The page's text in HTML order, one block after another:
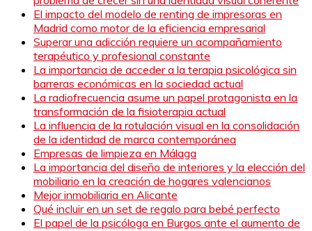
El impacto del modelo de renting de impresoras en
Madrid como motor de la eficiencia empresarial
Superar una adicción requiere un acompañamiento
terapéutico y profesional constante
La importancia de acceder a la terapia psicológica sin
barreras económicas en la sociedad actual
La radiofrecuencia asume un papel protagonista en la
transformación de la fisioterapia actual
La influencia de la rotulación visual en la consolidación
de la identidad de marca contemporánea
Empresas de limpieza en Málaga
La importancia del diseño de interiores y la elección del
mobiliario en la creación de hogares valencianos
Mejor inmobiliaria en Alicante
Qué incluir en un set de regalo para bebé perfecto
El papel de la psicóloga en Burgos ante el aumento de